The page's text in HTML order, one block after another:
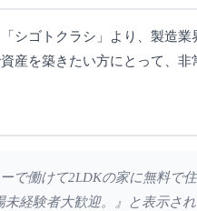
シゴトクラシ」より、製造
を築きたい方にとって、
で働けて2LDKの家に無料
経験者大歓迎。』と表示さ